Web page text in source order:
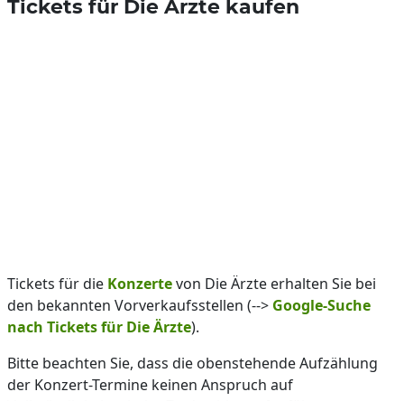
Tickets für Die Ärzte kaufen
Tickets für die Konzertevon Die Ärzte erhalten Sie bei
den bekannten Vorverkaufsstellen (--> Google-Suche
nach Tickets für Die Ärzte).
Bitte beachten Sie, dass die obenstehende Aufzählung
der Konzert-Termine keinen Anspruch auf